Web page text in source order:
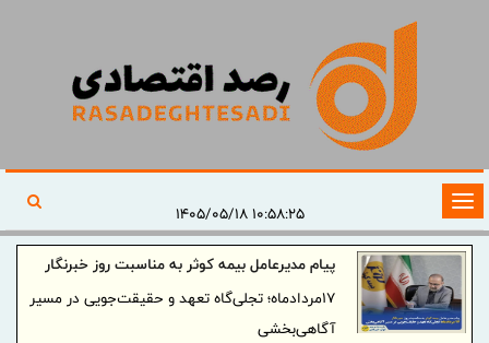
تغییر
وضعیت
ناوبری
۱۰:۵۸:۲۵ ۱۴۰۵/۰۵/۱۸
پیام مدیرعامل بیمه کوثر به مناسبت روز خبرنگار
17مردادماه‌؛ تجلی‌گاه تعهد و حقیقت‌جویی در مسیر
آگاهی‌بخشی